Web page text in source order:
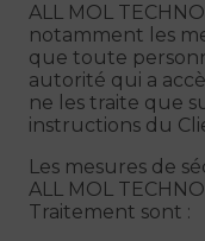
ALL MOL
notamment les
que toute
autorité qui a
ne les traite que
instructions du
Les mesures de
ALL MOL
Traitement sont :